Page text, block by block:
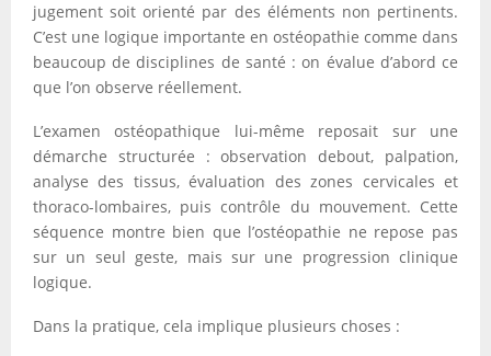
jugement soit orienté par des éléments non pertinents.
C’est une logique importante en ostéopathie comme dans
beaucoup de disciplines de santé : on évalue d’abord ce
que l’on observe réellement.
L’examen ostéopathique lui-même reposait sur une
démarche structurée : observation debout, palpation,
analyse des tissus, évaluation des zones cervicales et
thoraco-lombaires, puis contrôle du mouvement. Cette
séquence montre bien que l’ostéopathie ne repose pas
sur un seul geste, mais sur une progression clinique
logique.
Dans la pratique, cela implique plusieurs choses :